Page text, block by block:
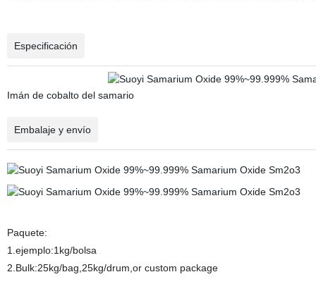
Especificación
Imán de cobalto del samario
Embalaje y envío
Paquete:
1.ejemplo:1kg/bolsa
2.Bulk:25kg/bag,25kg/drum,or custom package